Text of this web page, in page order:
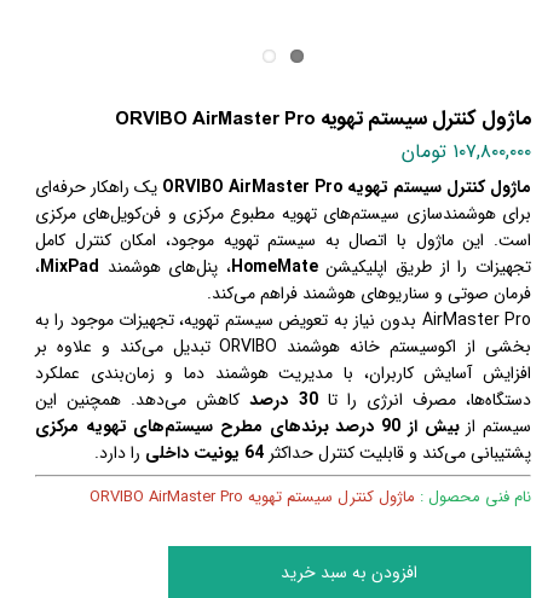
ماژول کنترل سیستم تهویه ORVIBO AirMaster Pro
۱۰۷,۸۰۰,۰۰۰ تومان
ماژول کنترل سیستم تهویه ORVIBO AirMaster Pro
یک راهکار حرفه‌ای
برای هوشمندسازی سیستم‌های تهویه مطبوع مرکزی و فن‌کویل‌های مرکزی
است. این ماژول با اتصال به سیستم تهویه موجود، امکان کنترل کامل
تجهیزات را از طریق اپلیکیشنHomeMate، پنل‌های هوشمند MixPad،
فرمان صوتی و سناریوهای هوشمند فراهم می‌کند.
AirMaster Pro بدون نیاز به تعویض سیستم تهویه، تجهیزات موجود را به
بخشی از اکوسیستم خانه هوشمند ORVIBO تبدیل می‌کند و علاوه بر
افزایش آسایش کاربران، با مدیریت هوشمند دما و زمان‌بندی عملکرد
دستگاه‌ها، مصرف انرژی را تا30 درصد
کاهش می‌دهد. همچنین این
سیستم ازبیش از 90 درصد برندهای مطرح سیستم‌های تهویه مرکزی
پشتیبانی می‌کند و قابلیت کنترل حداکثر 64 یونیت داخلی را دارد.
نام فنی محصول : ماژول کنترل سیستم تهویه ORVIBO AirMaster Pro
افزودن به سبد خرید